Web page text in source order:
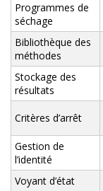
Programmes de
séchage
Bibliothèque des
méthodes
Stockage des
résultats
Critères d’arrêt
Gestion de
l’identité
Voyant d’état